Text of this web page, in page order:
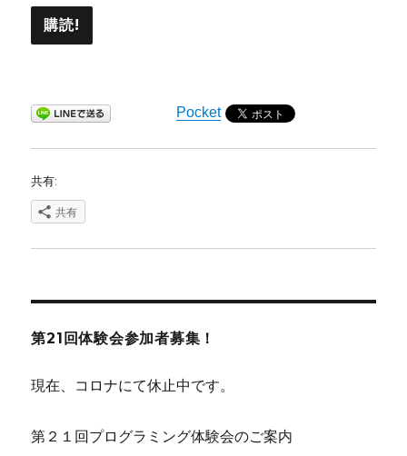
Pocket
共有:
共有
第21回体験会参加者募集！
現在、コロナにて休止中です。
第２１回プログラミング体験会のご案内